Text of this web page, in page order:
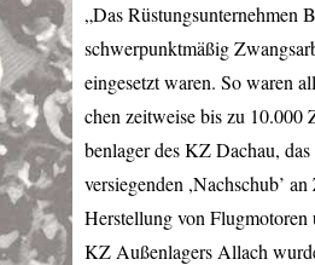
„Das Rüstungsunternehmen
schwerpunktmäßig
eingesetzt waren. So waren
chen zeitweise bis zu 10.000
benlager des KZ Dachau,
versiegenden ,Nachschub’
Herstellung von Flugmotoren
KZ Außenlagers Allach